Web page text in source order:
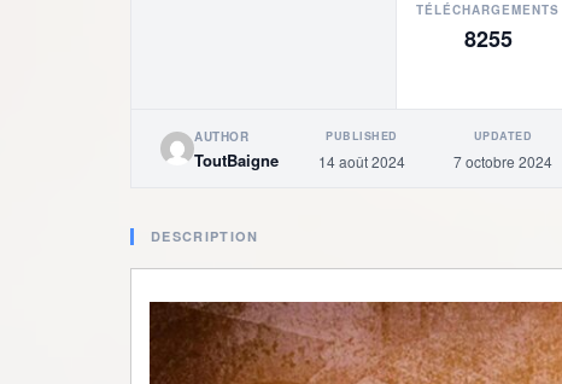
TÉLÉCHARGEMENTS
8255
AUTHOR
ToutBaigne
PUBLISHED
14 août 2024
UPDATED
7 octobre 2024
DESCRIPTION